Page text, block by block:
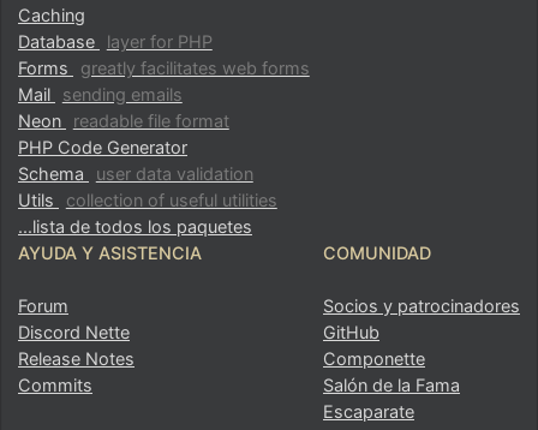
¿Ha encontrado algún problema en esta
Mostrar en GitHub(luego pulse E para editar)
Abrir vista previa
Informar de un problema con esta página en
Caching
Database
layer for PHP
Forms
greatly facilitates web forms
Mail
sending emails
Neon
readable file format
PHP Code Generator
Schema
user data validation
Utils
collection of useful utilities
...lista de todos los paquetes
AYUDA Y ASISTENCIA
Forum
Discord Nette
Release Notes
Commits
COMUNIDAD
Socios y patrocinadores
GitHub
Componette
Salón de la Fama
Escaparate